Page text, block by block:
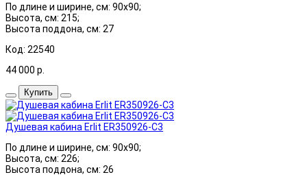
По длине и ширине, см: 90x90;
Высота, см: 215;
Высота поддона, см: 27
Код: 22540
44 000 р.
Купить
Душевая кабина Erlit ER350926-C3
По длине и ширине, см: 90x90;
Высота, см: 226;
Высота поддона, см: 26